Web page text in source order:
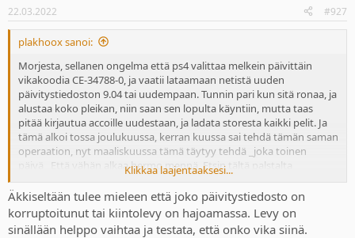
22.03.2022 #927
plakhoox sanoi:
Morjesta, sellanen ongelma että ps4 valittaa melkein päivittäin
vikakoodia CE-34788-0, ja vaatii lataamaan netistä uuden
päivitystiedoston 9.04 tai uudempaan. Tunnin pari kun sitä ronaa, ja
alustaa koko pleikan, niin saan sen lopulta käyntiin, mutta taas
pitää kirjautua accoille uudestaan, ja ladata storesta kaikki pelit. Ja
tämä alkoi tossa joulukuussa, kerran kuussa sai tehdä tämän saman
operaation, nyt maaliskuussa tämä täytyy tehdä _joka toinen
päivä_ Että vähän alkaa hermo mennä. Etsin tältä palstalta
keskustelua samasta aiheesta, porukalla oli sama käynyt, ja ohje
miten se korjataan, mutta en löytänyt topiccia missä olisi ratkaisu
mitä tehdä kun tämä ongelma toistuu kymmeniä kertoja. Onko
mun vanha pleikka vaan tiensä päässä vai löytyiskö täältä neuvoja?
Klikkaa laajentaaksesi...
Äkkiseltään tulee mieleen että joko päivitystiedosto on
korruptoitunut tai kiintolevy on hajoamassa. Levy on
sinällään helppo vaihtaa ja testata, että onko vika siinä.